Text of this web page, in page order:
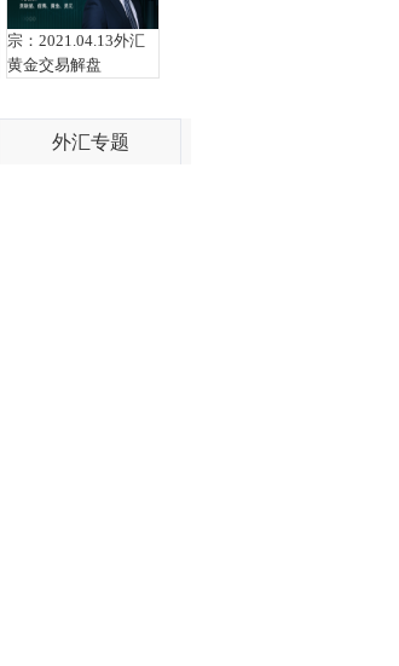
宗：2021.04.13外汇
黄金交易解盘
外汇专题